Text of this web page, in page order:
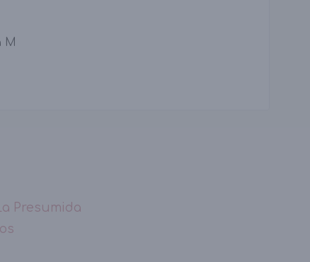
M
Presumida